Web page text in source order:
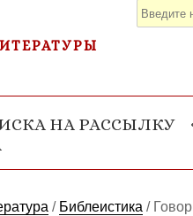
НА РАССЫЛКУ
/ Библеистика /